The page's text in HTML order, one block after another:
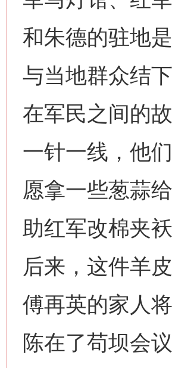
和朱德的驻地
与当地群众结
在军民之间的
一针一线，他
愿拿一些葱蒜
助红军改棉夹
后来，这件羊
傅再英的家人
陈在了苟坝会